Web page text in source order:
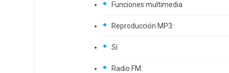
Funciones multimedia
Reproducción MP3:
Sí
Radio FM: